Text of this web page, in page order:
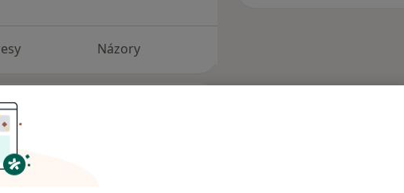
Názory